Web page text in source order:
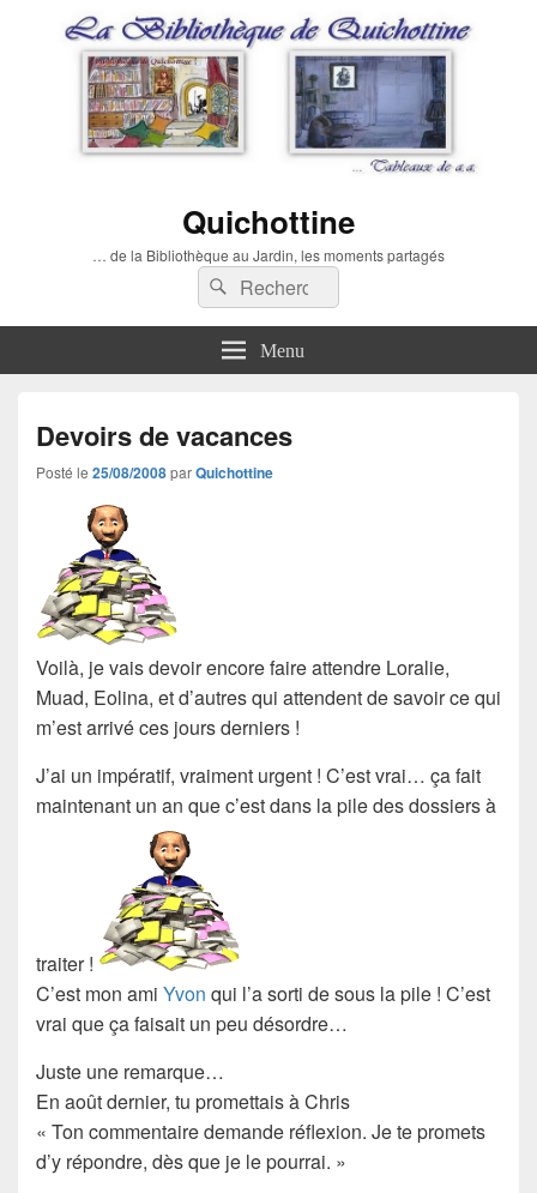
Quichottine
… de la Bibliothèque au Jardin, les moments partagés
Recherche :
Rechercher
Menu
Devoirs de vacances
Posté le 25/08/2008parQuichottine
Voilà, je vais devoir encore faire attendre Loralie,
Muad, Eolina, et d’autres qui attendent de savoir ce qui
m’est arrivé ces jours derniers !
J’ai un impératif, vraiment urgent ! C’est vrai… ça fait
maintenant un an que c’est dans lapile des dossiers à
traiter!
C’est mon ami Yvon qui l’a sorti de sous la pile ! C’est
vrai que ça faisait un peu désordre…
Juste une remarque…
En août dernier, tu promettais à Chris
« Ton commentaire demande réflexion. Je te promets
d’y répondre, dès que je le pourrai. »